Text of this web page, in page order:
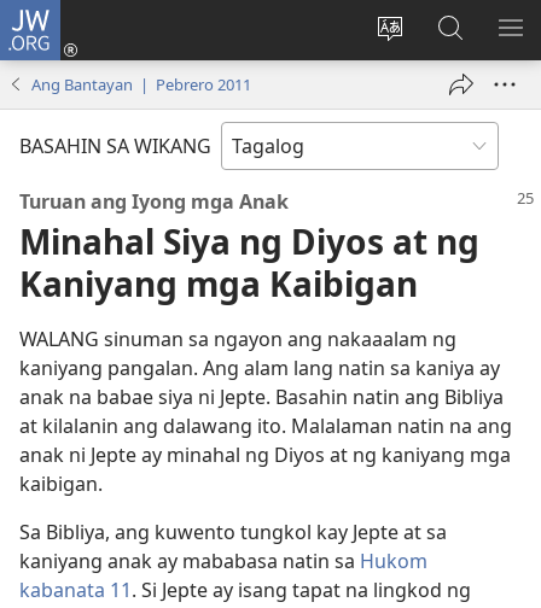
JW.ORG
Baguhin
ng
Mag-
log
bubukas
sa
JW.ORG
Ang Bantayan | Pebrero 2011
BASAHIN SA WIKANG
Turuan ang Iyong mga Anak
Minahal Siya ng Diyos at ng
Kaniyang mga Kaibigan
WALANG sinuman sa ngayon ang nakaaalam ng
kaniyang pangalan. Ang alam lang natin sa kaniya ay
anak na babae siya ni Jepte. Basahin natin ang Bibliya
at kilalanin ang dalawang ito. Malalaman natin na ang
anak ni Jepte ay minahal ng Diyos at ng kaniyang mga
kaibigan.
Sa Bibliya, ang kuwento tungkol kay Jepte at sa
kaniyang anak ay mababasa natin sa Hukom
kabanata 11. Si Jepte ay isang tapat na lingkod ng